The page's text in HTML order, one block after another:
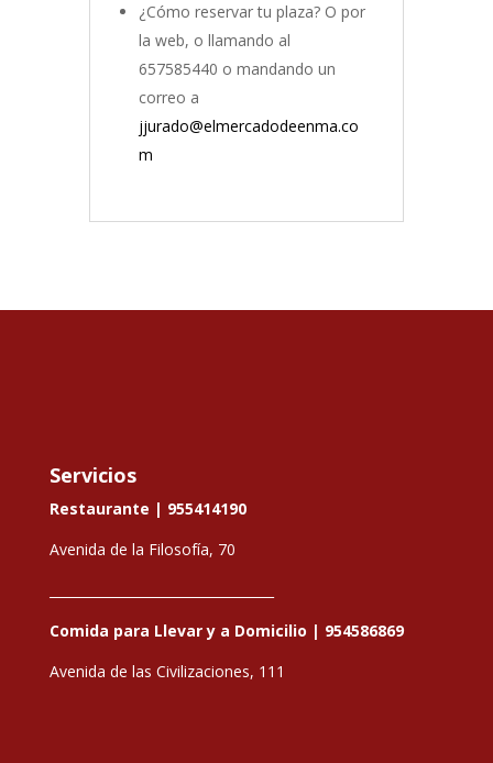
¿Cómo reservar tu plaza? O por
la web, o llamando al
657585440 o mandando un
correo a
jjurado@elmercadodeenma.co
m
Servicios
Restaurante | 955414190
Avenida de la Filosofía, 70
Comida para Llevar y a Domicilio | 954586869
Avenida de las Civilizaciones, 111